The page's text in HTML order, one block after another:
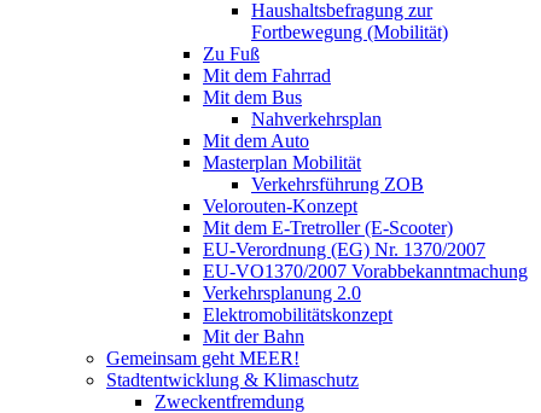
Haushaltsbefragung zur
Fortbewegung (Mobilität)
Zu Fuß
Mit dem Fahrrad
Mit dem Bus
Nahverkehrsplan
Mit dem Auto
Masterplan Mobilität
Verkehrsführung ZOB
Velorouten-Konzept
Mit dem E-Tretroller (E-Scooter)
EU-Verordnung (EG) Nr. 1370/2007
EU-VO1370/2007 Vorabbekanntmachung
Verkehrsplanung 2.0
Elektromobilitätskonzept
Mit der Bahn
Gemeinsam geht MEER!
Stadtentwicklung & Klimaschutz
Zweckentfremdung